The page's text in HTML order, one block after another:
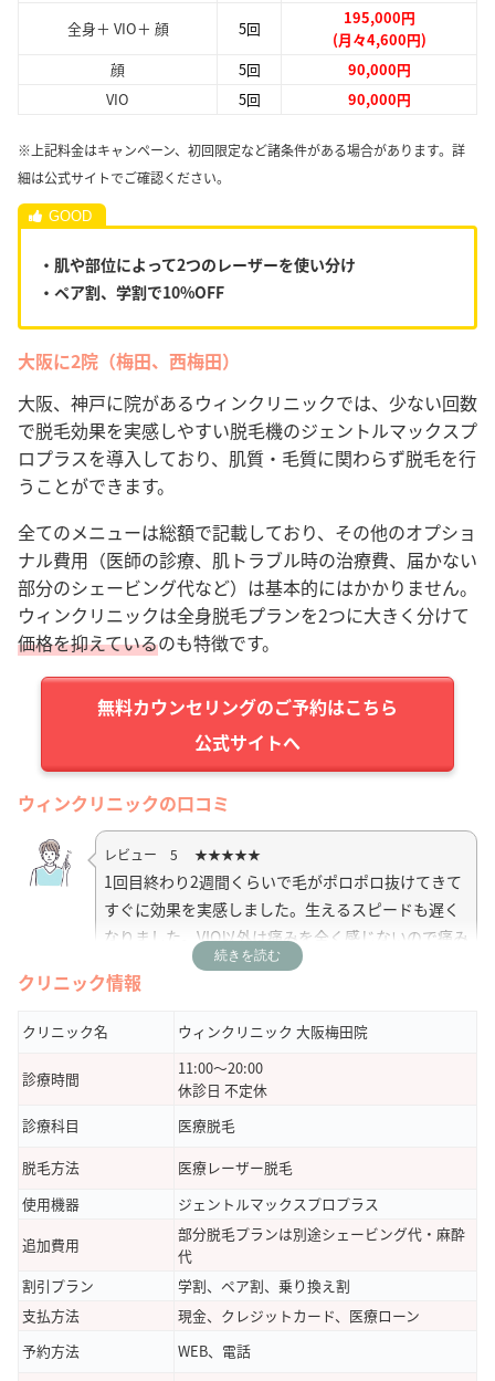
全身＋ VIO＋ 顔
5回
195,000円
(月々4,600円)
顔
5回
90,000円
VIO
5回 90,000円
※上記料金はキャンペーン、初回限定など諸条件がある場合があります。詳
細は公式サイトでご確認ください。
・肌や部位によって2つのレーザーを使い分け
・ペア割、学割で10%OFF
大阪に2院（梅田、西梅田）
大阪、神戸に院があるウィンクリニックでは、少ない回数
で脱毛効果を実感しやすい脱毛機のジェントルマックスプ
ロプラスを導入しており、肌質・毛質に関わらず脱毛を行
うことができます。
全てのメニューは総額で記載しており、その他のオプショ
ナル費用（医師の診療、肌トラブル時の治療費、届かない
部分のシェービング代など）は基本的にはかかりません。
ウィンクリニックは全身脱毛プランを2つに大きく分けて
価格を抑えているのも特徴です。
公式サイトへ
ウィンクリニックの口コミ
レビュー 5 ★★★★★
1回目終わり2週間くらいで毛がポロポロ抜けてきて
すぐに効果を実感しました。生えるスピードも遅く
なりました。VIO以外は痛みを全く感じないので痛み
に弱い方でも大丈夫だと思います。受付の方も看護
師の方も愛想が良く、院内も綺麗で通いやすくてい
い雰囲気だと思います。
レビュー 5 ★★★★★
看護師の方々がとても物腰の柔らかくて安心感があ
信頼できます。肌の状態を見ながら照射してくれる
ので、肌トラブルなく通えています。痛みも少な
く、効果もしっかり感じています。
引用元： Google Map
続きを読む
クリニック情報
クリニック名 ウィンクリニック 大阪梅田院
診療時間
11:00～20:00
休診日 不定休
診療科目
医療脱毛
脱毛方法
医療レーザー脱毛
使用機器
ジェントルマックスプロプラス
追加費用
部分脱毛プランは別途シェービング代・麻酔
代
割引プラン
学割、ペア割、乗り換え割
支払方法
現金、クレジットカード、医療ローン
予約方法
WEB、電話